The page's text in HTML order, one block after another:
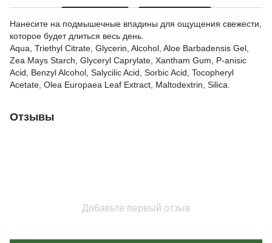
Нанесите на подмышечные впадины для ощущения свежести,
которое будет длиться весь день.
Aqua, Triethyl Citrate, Glycerin, Alcohol, Aloe Barbadensis Gel,
Zea Mays Starch, Glyceryl Caprylate, Xantham Gum, P-anisic
Acid, Benzyl Alcohol, Salycilic Acid, Sorbic Acid, Tocopheryl
Acetate, Olea Europaea Leaf Extract, Maltodextrin, Silica.
Отзывы
Добавьте первый отзыв